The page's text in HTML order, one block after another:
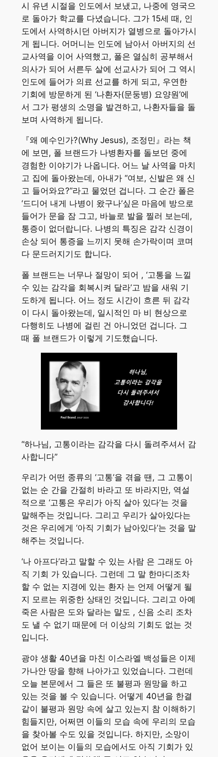
시 유년 시절을 인도에서 보냈고, 나중에 영국으
로 돌아가 학교를 다녔습니다. 그가 15세 때, 인
도에서 사역하시던 아버지가 열병으로 돌아가시
게 됩니다. 어머니는 인도에 남아서 아버지의 선
교사역을 이어 사역했고, 폴은 열심히 공부해서
의사가 되어 서른두 살에 선교사가 되어 그 역시
인도에 들어가 의료 선교를 하게 되고, 우연한
기회에 방문하게 된 ‘나환자(문둥병) 요양원’에
서 그가 평생의 소명을 발견하고, 나환자들을 돌
보며 사역하게 됩니다.
『왜 예수인가?(Why Jesus), 조정민』라는 책
에 보면, 폴 브랜드가 나병환자를 돌보던 중에
경험한 이야기가 나옵니다. 어느 날 사역을 마치
고 집에 돌아왔는데, 아내가 “여보, 신발은 왜 신
고 들어와요?”라고 물었던 겁니다. 그 순간 폴은
‘드디어 내게 나병이 왔구나’싶은 마음에 방으로
들어가 문을 잠 그고, 바늘로 발을 찔러 보는데,
통증이 없더랍니다. 나병의 특징은 감각 신경이
손상 되어 통증을 느끼지 못해 손가락이며 코며
다 문드러지기도 합니다.
폴 브랜드는 너무나 절망이 되어 , ‘고통을 느낄
수 있는 감각을 회복시켜 달라’고 밤을 새워 기
도하게 됩니다. 어느 정도 시간이 흐른 뒤 감각
이 다시 돌아왔는데, 일시적인 마 비 현상으로
다행히도 나병에 걸린 건 아니었던 겁니다. 그
때 폴 브랜드가 이렇게 기도했습니다.
“하나님, 고통이라는 감각을 다시 돌려주셔서 감
사합니다”
우리가 어떤 종류의 ‘고통’을 겪을 땐, 그 고통이
없는 순 간을 간절히 바라고 또 바라지만, 역설
적으로 ‘고통은 우리가 아직 살아 있다’는 것을
말해주는 것입니다. 그리고 우리가 살아있다는
것은 우리에게 ‘아직 기회가 남아있다’는 것을 말
해주는 것입니다.
‘나 아프다’라고 말할 수 있는 사람 은 그래도 아
직 기회 가 있습니다. 그런데 그 말 한마디조차
할 수 없는 지경에 있는 환자 는 언제 어떻게 될
지 모르는 위중한 상태인 것입니다. 그리고 아예
죽은 사람은 도와 달라는 말도 , 신음 소리 조차
도 낼 수 없기 때문에 더 이상의 기회도 없는 것
입니다.
광야 생활 40년을 마친 이스라엘 백성들은 이제
가나안 땅을 향해 나아가고 있었습니다. 그런데
오늘 본문에서 그 들은 또 불평과 원망을 하고
있는 것을 볼 수 있습니다. 어떻게 40년을 한결
같이 불평과 원망 속에 살고 있는지 참 이해하기
힘들지만, 어쩌면 이들의 모습 속에 우리의 모습
을 찾아볼 수도 있을 것입니다. 하지만, 소망이
없어 보이는 이들의 모습에서도 아직 기회가 있